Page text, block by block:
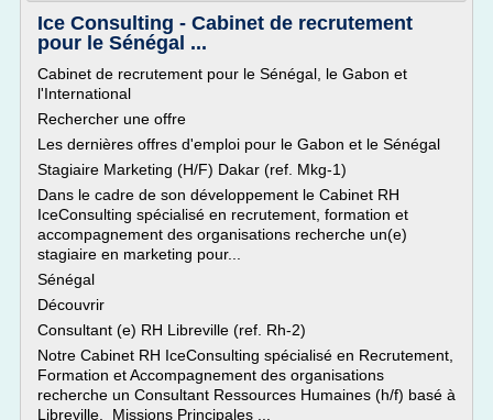
Ice Consulting - Cabinet de recrutement
pour le Sénégal ...
Cabinet de recrutement pour le Sénégal, le Gabon et
l'International
Rechercher une offre
Les dernières offres d'emploi pour le Gabon et le Sénégal
Stagiaire Marketing (H/F) Dakar (ref. Mkg-1)
Dans le cadre de son développement le Cabinet RH
IceConsulting spécialisé en recrutement, formation et
accompagnement des organisations recherche un(e)
stagiaire en marketing pour...
Sénégal
Découvrir
Consultant (e) RH Libreville (ref. Rh-2)
Notre Cabinet RH IceConsulting spécialisé en Recrutement,
Formation et Accompagnement des organisations
recherche un Consultant Ressources Humaines (h/f) basé à
Libreville. Missions Principales ...